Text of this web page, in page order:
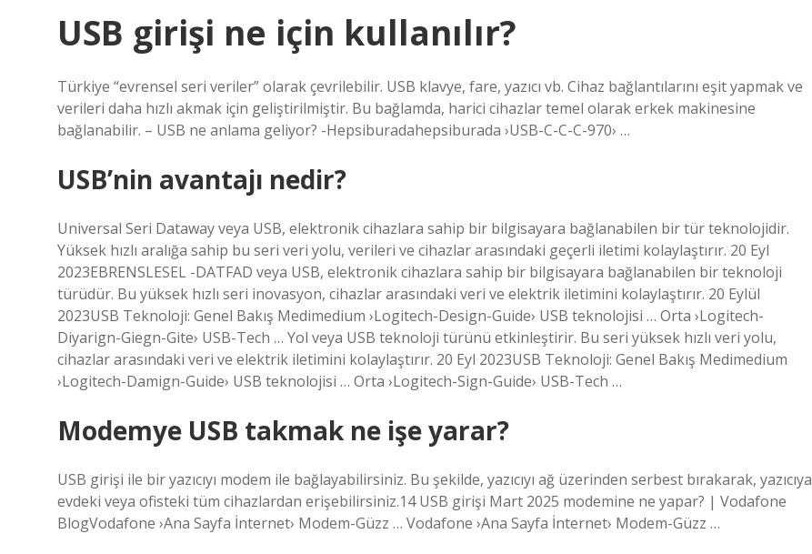
USB girişi ne için kullanılır?
Türkiye “evrensel seri veriler” olarak çevrilebilir. USB klavye, fare, yazıcı vb. Cihaz bağlantılarını eşit yapmak ve
verileri daha hızlı akmak için geliştirilmiştir. Bu bağlamda, harici cihazlar temel olarak erkek makinesine
bağlanabilir. – USB ne anlama geliyor? -Hepsiburadahepsiburada ›USB-C-C-C-970› …
USB’nin avantajı nedir?
Universal Seri Dataway veya USB, elektronik cihazlara sahip bir bilgisayara bağlanabilen bir tür teknolojidir.
Yüksek hızlı aralığa sahip bu seri veri yolu, verileri ve cihazlar arasındaki geçerli iletimi kolaylaştırır. 20 Eyl
2023EBRENSLESEL -DATFAD veya USB, elektronik cihazlara sahip bir bilgisayara bağlanabilen bir teknoloji
türüdür. Bu yüksek hızlı seri inovasyon, cihazlar arasındaki veri ve elektrik iletimini kolaylaştırır. 20 Eylül
2023USB Teknoloji: Genel Bakış Medimedium ›Logitech-Design-Guide› USB teknolojisi … Orta ›Logitech-
Diyarign-Giegn-Gite› USB-Tech … Yol veya USB teknoloji türünü etkinleştirir. Bu seri yüksek hızlı veri yolu,
cihazlar arasındaki veri ve elektrik iletimini kolaylaştırır. 20 Eyl 2023USB Teknoloji: Genel Bakış Medimedium
›Logitech-Damign-Guide› USB teknolojisi … Orta ›Logitech-Sign-Guide› USB-Tech …
Modemye USB takmak ne işe yarar?
USB girişi ile bir yazıcıyı modem ile bağlayabilirsiniz. Bu şekilde, yazıcıyı ağ üzerinden serbest bırakarak, yazıcıya
evdeki veya ofisteki tüm cihazlardan erişebilirsiniz.14 USB girişi Mart 2025 modemine ne yapar? | Vodafone
BlogVodafone ›Ana Sayfa İnternet› Modem-Güzz … Vodafone ›Ana Sayfa İnternet› Modem-Güzz …